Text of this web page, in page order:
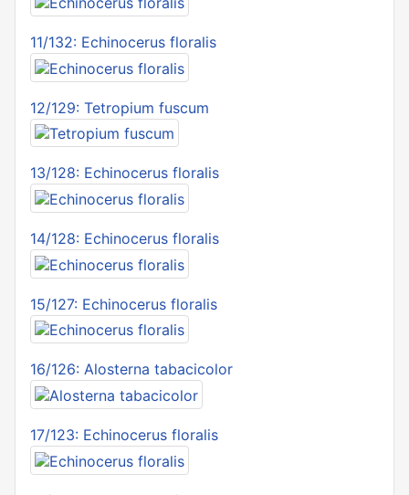
11/132: Echinocerus floralis
12/129: Tetropium fuscum
13/128: Echinocerus floralis
14/128: Echinocerus floralis
15/127: Echinocerus floralis
16/126: Alosterna tabacicolor
17/123: Echinocerus floralis